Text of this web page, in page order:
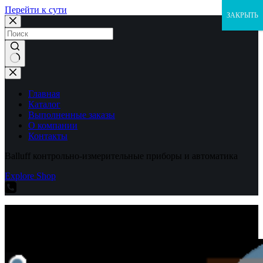
Перейти к сути
Ничего
не
найденоГлавная
Каталог
Выполненные заказы
О компании
Контакты
Balluff контрольно-измерительные приборы и автоматика
Explore Shop
ЗАКРЫТЬ